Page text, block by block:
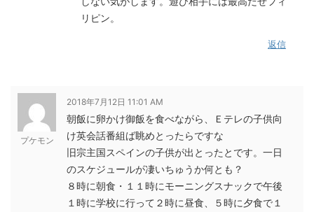
リピン。
返信
プケモン
2018年7月12日 11:01 AM
朝飯に卵かけ御飯を食べながら、Ｅテレの子供向
け英会話番組ば眺めとったらですな
旧宗主国スペインの子供が出とったとです。一日
のスケジュールが凄いちゅうか何とも？
８時に朝食・１１時にモーニングスナックで午後
１時に学校に行って２時に昼食、５時に夕食で１